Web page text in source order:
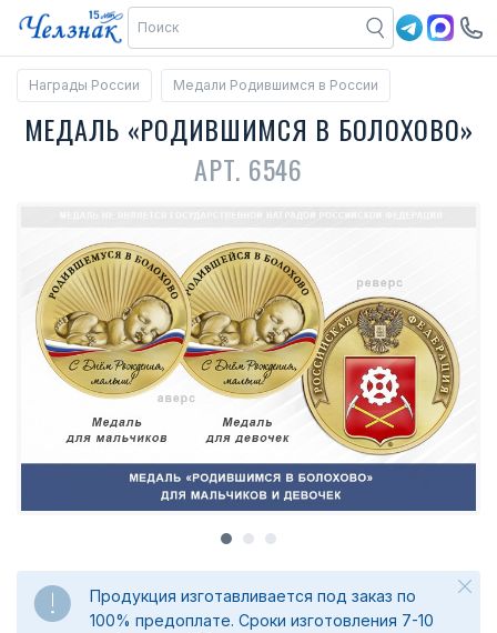
Награды России Медали Родившимся в России
МЕДАЛЬ «РОДИВШИМСЯ В БОЛОХОВО»
АРТ. 6546
Продукция изготавливается под заказ по
100% предоплате. Сроки изготовления 7-10